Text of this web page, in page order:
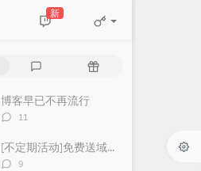
新
评
随
博客早已不再流行
评
数：
11
[不定期活动]免费送域名或空间
评
9